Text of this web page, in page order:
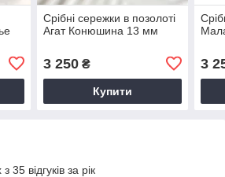
Срібні сережки в позолоті
Агат Конюшина 13 мм
3 250₴
Купити
3
35 відгуків за рік